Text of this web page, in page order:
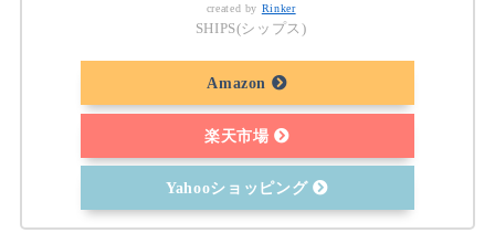
created by Rinker
SHIPS(シップス)
Amazon
楽天市場
Yahooショッピング